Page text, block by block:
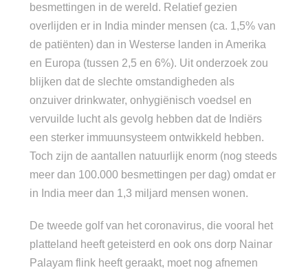
besmettingen in de wereld. Relatief gezien
overlijden er in India minder mensen (ca. 1,5% van
de patiënten) dan in Westerse landen in Amerika
en Europa (tussen 2,5 en 6%). Uit onderzoek zou
blijken dat de slechte omstandigheden als
onzuiver drinkwater, onhygiënisch voedsel en
vervuilde lucht als gevolg hebben dat de Indiërs
een sterker immuunsysteem ontwikkeld hebben.
Toch zijn de aantallen natuurlijk enorm (nog steeds
meer dan 100.000 besmettingen per dag) omdat er
in India meer dan 1,3 miljard mensen wonen.
De tweede golf van het coronavirus, die vooral het
platteland heeft geteisterd en ook ons dorp Nainar
Palayam flink heeft geraakt, moet nog afnemen